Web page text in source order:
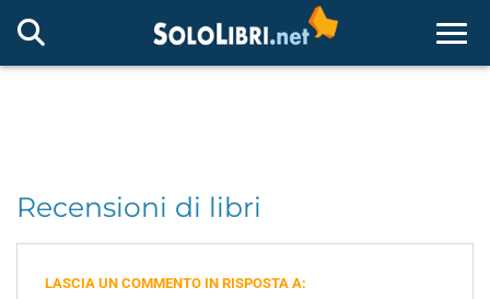
Recensioni di libri
LASCIA UN COMMENTO IN RISPOSTA A: